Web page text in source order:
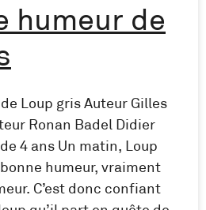
humeur de
Loup gris Auteur Gilles
Ronan Badel Didier
4 ans Un matin, Loup
humeur, vraiment
C’est donc confiant